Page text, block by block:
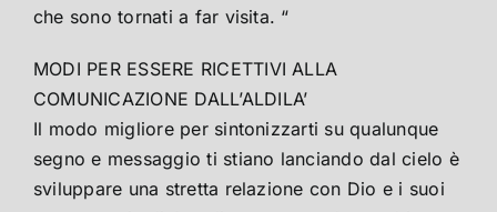
che sono tornati a far visita. “
MODI PER ESSERE RICETTIVI ALLA
COMUNICAZIONE DALL’ALDILA’
Il modo migliore per sintonizzarti su qualunque
segno e messaggio ti stiano lanciando dal cielo è
sviluppare una stretta relazione con Dio e i suoi